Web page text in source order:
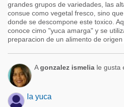
grandes grupos de variedades, las
consue como vegetal fresco, sino
donde se descompone este toxico.
conoce cimo "yuca amarga" y se
preparacion de un alimento de origen
Agonzalez ismelia le gusta
la yuca